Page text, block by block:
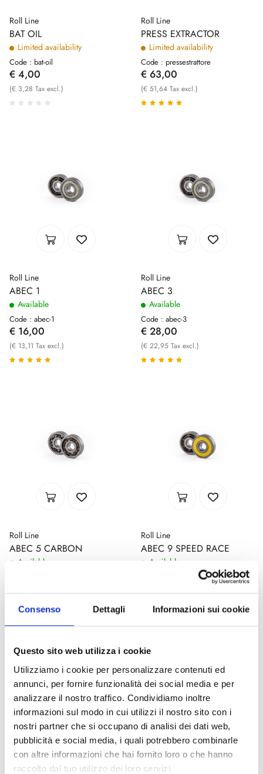
Consenso Dettagli Informazioni sui cookie
Questo sito web utilizza i cookie
Utilizziamo i cookie per personalizzare contenuti ed
annunci, per fornire funzionalità dei social media e per
analizzare il nostro traffico. Condividiamo inoltre
informazioni sul modo in cui utilizzi il nostro sito con i
nostri partner che si occupano di analisi dei dati web,
pubblicità e social media, i quali potrebbero combinarle
con altre informazioni che hai fornito loro o che hanno
raccolto dal tuo utilizzo dei loro servizi.
Roll Line
BAT OIL
Limited availability
Code : bat-oil
€ 4,00
(€ 3,28 Tax excl.)
Roll Line
PRESS EXTRACTOR
Limited availability
Code : pressestrattore
€ 63,00
(€ 51,64 Tax excl.)
Roll Line
ABEC 1
Available
Code : abec-1
€ 16,00
(€ 13,11 Tax excl.)
Roll Line
ABEC 3
Available
Code : abec-3
€ 28,00
(€ 22,95 Tax excl.)
Roll Line
ABEC 5 CARBON
Available
(€ 36,89 Tax excl.)
Roll Line
ABEC 9 SPEED RACE
Available
Code : abec-9-speed-race
(€ 40,98 Tax excl.)